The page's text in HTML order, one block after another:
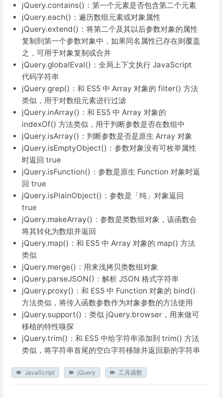
jQuery.contains()：第一个元素是否包含第二个元素
jQuery.each()：遍历数组元素或对象属性
jQuery.extend()：将第二个及其以后参数对象的属性
复制到第一个参数对象中，如果同名属性已存在则覆盖
之，可用于对象复制或合并
jQuery.globalEval()：全局上下文执行 JavaScript
代码字符串
jQuery.grep()：和 ES5 中 Array 对象的 filter() 方法
类似，用于对数组元素进行过滤
jQuery.inArray()：和 ES5 中 Array 对象的
indexOf() 方法类似，用于判断参数是否在数组中
jQuery.isArray()：判断参数是否是原生 Array 对象
jQuery.isEmptyObject()：参数对象没有可枚举属性
时返回 true
jQuery.isFunction()：参数是原生 Function 对象时返
回 true
jQuery.isPlainObject()：参数是「纯」对象返回
true
jQuery.makeArray()：参数是类数组对象，该函数会
将其转化为数组并返回
jQuery.map()：和 ES5 中 Array 对象的 map() 方法
类似
jQuery.merge()：用来浅拷贝类数组对象
jQuery.parseJSON()：解析 JSON 格式字符串
jQuery.proxy()：和 ES5 中 Function 对象的 bind()
方法类似，将传入函数参数作为对象参数的方法使用
jQuery.support()：类似 jQuery.browser，用来做可
移植的特性嗅探
jQuery.trim()：和 ES5 中给字符串添加到 trim() 方法
类似，将字符串首尾的空白字符移除并返回新的字符串
JavaScript jQuery 工具函数